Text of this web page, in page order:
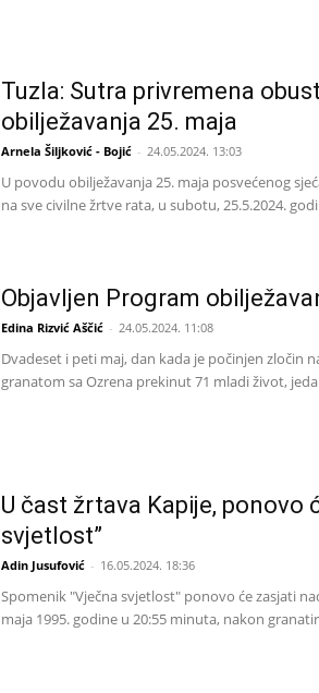
Tuzla: Sutra privremena
obilježavanja 25. maja
Arnela Šiljković - Bojić - 24.05.2024. 13:03
U povodu obilježavanja 25. maja posvećenog
na sve civilne žrtve rata, u subotu, 25.5.2024.
Objavljen Program
Edina Rizvić Aščić - 24.05.2024. 11:08
Dvadeset i peti maj, dan kada je počinjen zločin
granatom sa Ozrena prekinut 71 mladi život,
U čast žrtava Kapije, ponovo
svjetlost”
Adin Jusufović - 16.05.2024. 18:36
Spomenik "Vječna svjetlost" ponovo će zasjati
maja 1995. godine u 20:55 minuta, nakon